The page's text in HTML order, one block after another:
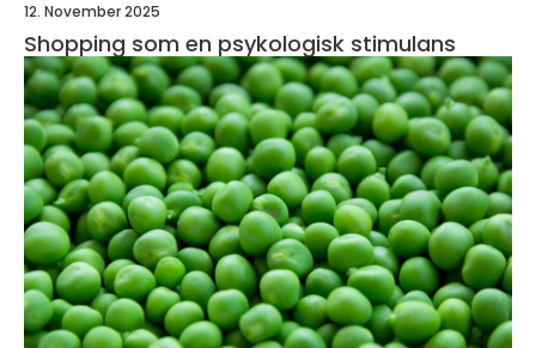
12. November 2025
Shopping som en psykologisk stimulans